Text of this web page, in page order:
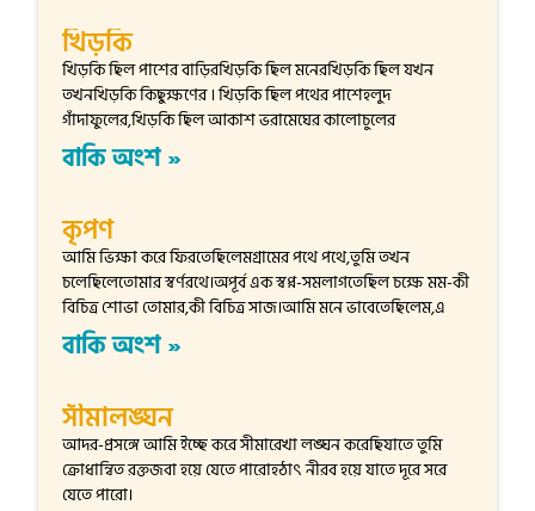
খিড়কি
খিড়কি ছিল পাশের বাড়িরখিড়কি ছিল মনেরখিড়কি ছিল যখন
তখনখিড়কি কিছুক্ষণের । খিড়কি ছিল পথের পাশেহলুদ
গাঁদাফুলের,খিড়কি ছিল আকাশ ভরামেঘের কালোচুলের
বাকি অংশ »
কৃপণ
আমি ভিক্ষা করে ফিরতেছিলেমগ্রামের পথে পথে,তুমি তখন
চলেছিলেতোমার স্বর্ণরথে।অপূর্ব এক স্বপ্ন-সমলাগতেছিল চক্ষে মম-কী
বিচিত্র শোভা তোমার,কী বিচিত্র সাজ।আমি মনে ভাবেতেছিলেম,এ
বাকি অংশ »
সীমালঙ্ঘন
আদর-প্রসঙ্গে আমি ইচ্ছে করে সীমারেখা লঙ্ঘন করেছিযাতে তুমি
ক্রোধান্বিত রক্তজবা হয়ে যেতে পারোহঠাৎ নীরব হয়ে যাতে দূরে সরে
যেতে পারো।